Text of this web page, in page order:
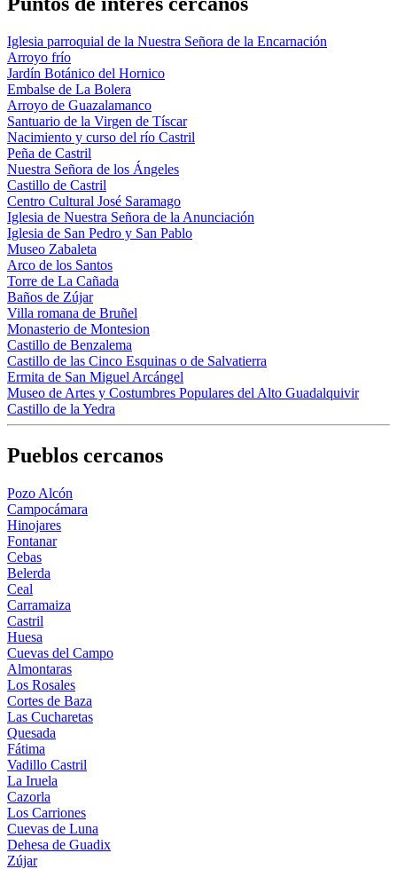
Iglesia parroquial de la Nuestra Señora de la Encarnación
Arroyo frío
Jardín Botánico del Hornico
Embalse de La Bolera
Arroyo de Guazalamanco
Santuario de la Virgen de Tíscar
Nacimiento y curso del río Castril
Peña de Castril
Nuestra Señora de los Ángeles
Castillo de Castril
Centro Cultural José Saramago
Iglesia de Nuestra Señora de la Anunciación
Iglesia de San Pedro y San Pablo
Museo Zabaleta
Arco de los Santos
Torre de La Cañada
Baños de Zújar
Villa romana de Bruñel
Monasterio de Montesion
Castillo de Benzalema
Castillo de las Cinco Esquinas o de Salvatierra
Ermita de San Miguel Arcángel
Museo de Artes y Costumbres Populares del Alto Guadalquivir
Castillo de la Yedra
Pueblos cercanos
Pozo Alcón
Campocámara
Hinojares
Fontanar
Cebas
Belerda
Ceal
Carramaiza
Castril
Huesa
Cuevas del Campo
Almontaras
Los Rosales
Cortes de Baza
Las Cucharetas
Quesada
Fátima
Vadillo Castril
La Iruela
Cazorla
Los Carriones
Cuevas de Luna
Dehesa de Guadix
Zújar